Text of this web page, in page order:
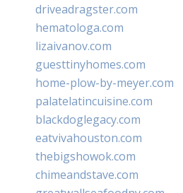
driveadragster.com
hematologa.com
lizaivanov.com
guesttinyhomes.com
home-plow-by-meyer.com
palatelatincuisine.com
blackdoglegacy.com
eatvivahouston.com
thebigshowok.com
chimeandstave.com